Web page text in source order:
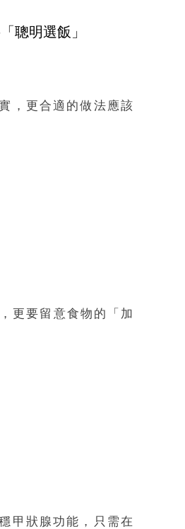
聰明選飯」
，更合適的做法應該
更要留意食物的「加
甲狀腺功能，只需在